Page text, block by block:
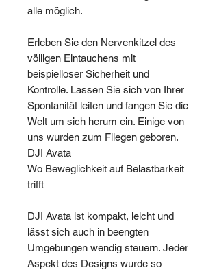
alle möglich.
Erleben Sie den Nervenkitzel des
völligen Eintauchens mit
beispielloser Sicherheit und
Kontrolle. Lassen Sie sich von Ihrer
Spontanität leiten und fangen Sie die
Welt um sich herum ein. Einige von
uns wurden zum Fliegen geboren.
DJI Avata
Wo Beweglichkeit auf Belastbarkeit
trifft
DJI Avata ist kompakt, leicht und
lässt sich auch in beengten
Umgebungen wendig steuern. Jeder
Aspekt des Designs wurde so